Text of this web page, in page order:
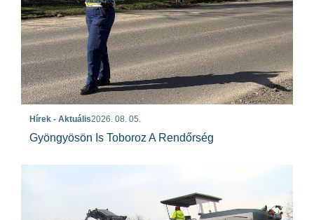
Hírek - Aktuális2026. 08. 05.
Gyöngyösön Is Toboroz A Rendőrség